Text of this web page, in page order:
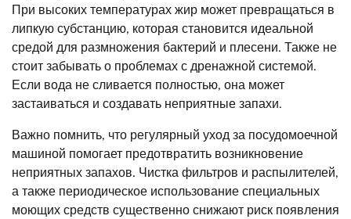
При высоких температурах жир может превращаться в
липкую субстанцию, которая становится идеальной
средой для размножения бактерий и плесени. Также не
стоит забывать о проблемах с дренажной системой.
Если вода не сливается полностью, она может
застаиваться и создавать неприятные запахи.
Важно помнить, что регулярный уход за посудомоечной
машиной помогает предотвратить возникновение
неприятных запахов. Чистка фильтров и распылителей,
а также периодическое использование специальных
моющих средств существенно снижают риск появления